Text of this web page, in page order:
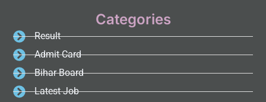
Categories
Result
Admit Card
Bihar Board
Latest Job